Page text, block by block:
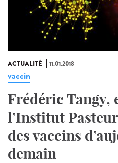
ACTUALITÉ 11.01.2018
vaccin
Frédéric Tangy,
l’Institut
des vaccins
demain